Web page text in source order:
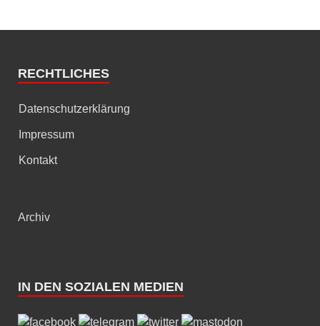
RECHTLICHES
Datenschutzerklärung
Impressum
Kontakt
Archiv
IN DEN SOZIALEN MEDIEN